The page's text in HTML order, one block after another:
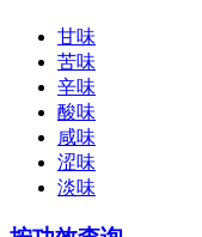
甘味
苦味
辛味
酸味
咸味
涩味
淡味